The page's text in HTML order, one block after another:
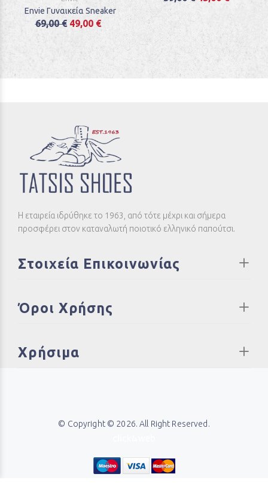
Envie Γυναικεία Sneaker
69,00 € 49,00 €
Η εταιρεία ιδρύθηκε το 1963, από τότε μέχρι και σήμερα
προσφέρει στον καταναλωτή ποιοτικό ελληνικό παπούτσι.
Στοιχεία Επικοινωνίας
Όροι Χρήσης
Χρήσιμα
© Copyright © 2026. All Right Reserved.